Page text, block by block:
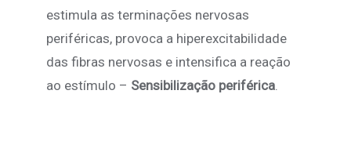
estimula as terminações nervosas
periféricas, provoca a hiperexcitabilidade
das fibras nervosas e intensifica a reação
ao estímulo – Sensibilização periférica.